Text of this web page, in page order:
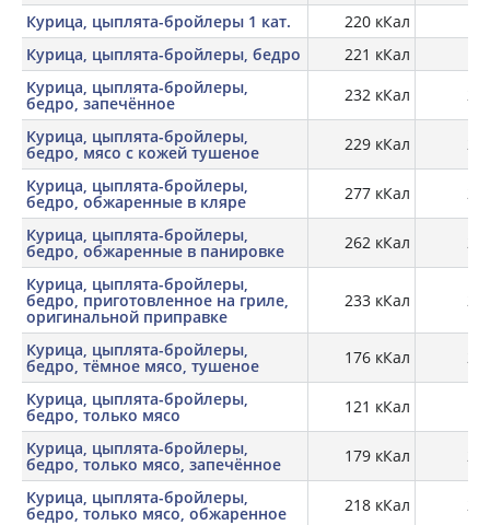
Курица, цыплята-бройлеры 1 кат.
220 кКал
Курица, цыплята-бройлеры, бедро
221 кКал
Курица, цыплята-бройлеры,
бедро, запечённое 232 кКал
Курица, цыплята-бройлеры,
бедро, мясо с кожей тушеное 229 кКал
Курица, цыплята-бройлеры,
бедро, обжаренные в кляре 277 кКал
Курица, цыплята-бройлеры,
бедро, обжаренные в панировке 262 кКал
Курица, цыплята-бройлеры,
бедро, приготовленное на гриле,
оригинальной приправке
233 кКал
Курица, цыплята-бройлеры,
бедро, тёмное мясо, тушеное 176 кКал
Курица, цыплята-бройлеры,
бедро, только мясо 121 кКал
Курица, цыплята-бройлеры,
бедро, только мясо, запечённое 179 кКал
Курица, цыплята-бройлеры,
бедро, только мясо, обжаренное 218 кКал